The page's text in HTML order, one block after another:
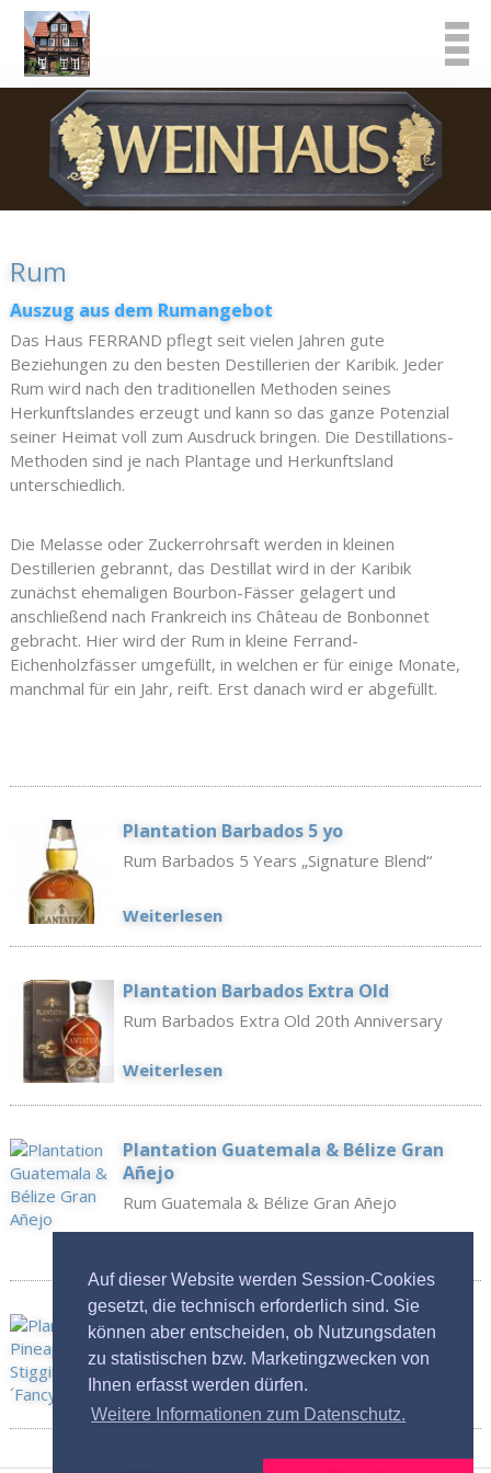
Auf dieser Website werden Session-Cookies
gesetzt, die technisch erforderlich sind. Sie
können aber entscheiden, ob Nutzungsdaten
zu statistischen bzw. Marketingzwecken von
Ihnen erfasst werden dürfen.
Weitere Informationen zum Datenschutz.
Rum
Auszug aus dem Rumangebot
Das Haus FERRAND pflegt seit vielen Jahren gute
Beziehungen zu den besten Destillerien der Karibik. Jeder
Rum wird nach den traditionellen Methoden seines
Herkunftslandes erzeugt und kann so das ganze Potenzial
seiner Heimat voll zum Ausdruck bringen. Die Destillations-
Methoden sind je nach Plantage und Herkunftsland
unterschiedlich.
Die Melasse oder Zuckerrohrsaft werden in kleinen
Destillerien gebrannt, das Destillat wird in der Karibik
zunächst ehemaligen Bourbon-Fässer gelagert und
anschließend nach Frankreich ins Château de Bonbonnet
gebracht. Hier wird der Rum in kleine Ferrand-
Eichenholzfässer umgefüllt, in welchen er für einige Monate,
manchmal für ein Jahr, reift. Erst danach wird er abgefüllt.
Plantation Barbados 5 yo
Rum Barbados 5 Years „Signature Blend“
Weiterlesen
Plantation Barbados Extra Old
Rum Barbados Extra Old 20th Anniversary
Weiterlesen
Plantation Guatemala & Bélize Gran
Añejo
Rum Guatemala & Bélize Gran Añejo
Plantation Pineapple Stiggins´Fancy
Plantation Pineapple Stiggins´Fancy
Weiterlesen